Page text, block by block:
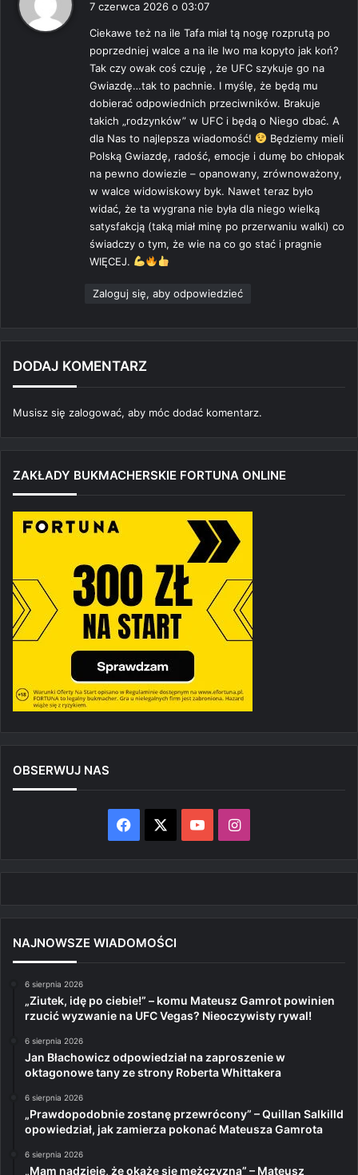
z
e
7 czerwca 2026 o 03:07
Ciekawe też na ile Tafa miał tą nogę rozprutą po
poprzedniej walce a na ile Iwo ma kopyto jak koń?
Tak czy owak coś czuję , że UFC szykuje go na
Gwiazdę…tak to pachnie. I myślę, że będą mu
dobierać odpowiednich przeciwników. Brakuje
takich „rodzynków” w UFC i będą o Niego dbać. A
dla Nas to najlepsza wiadomość!
Będziemy mieli
Polską Gwiazdę, radość, emocje i dumę bo chłopak
na pewno dowiezie – opanowany, zrównoważony,
w walce widowiskowy byk. Nawet teraz było
widać, że ta wygrana nie była dla niego wielką
satysfakcją (taką miał minę po przerwaniu walki) co
świadczy o tym, że wie na co go stać i pragnie
WIĘCEJ.
Zaloguj się, aby odpowiedzieć
DODAJ KOMENTARZ
Musisz się zalogować, aby móc dodać komentarz.
ZAKŁADY BUKMACHERSKIE FORTUNA ONLINE
OBSERWUJ NAS
Facebook YouTubeInstagram
NAJNOWSZE WIADOMOŚCI
6 sierpnia 2026
„Ziutek, idę po ciebie!” – komu Mateusz Gamrot powinien
rzucić wyzwanie na UFC Vegas? Nieoczywisty rywal!
6 sierpnia 2026
Jan Błachowicz odpowiedział na zaproszenie w
oktagonowe tany ze strony Roberta Whittakera
6 sierpnia 2026
„Prawdopodobnie zostanę przewrócony” – Quillan Salkilld
opowiedział, jak zamierza pokonać Mateusza Gamrota
6 sierpnia 2026
„Mam nadzieję, że okaże się mężczyzną” – Mateusz